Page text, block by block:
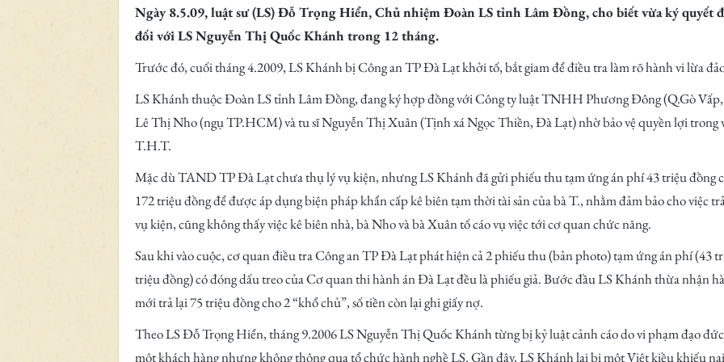
Ngày 8.5.09, luật sư (LS) Đỗ Trọng Hiển, Chủ nhiệm Đoàn LS tỉnh Lâm Đồng, cho biết vừa ký quyết
đối với LS Nguyễn Thị Quốc Khánh trong 12 tháng.
Trước đó, cuối tháng 4.2009, LS Khánh bị Công an TP Đà Lạt khởi tố, bắt giam để điều tra làm rõ hành vi lừa
LS Khánh thuộc Đoàn LS tỉnh Lâm Đồng, đang ký hợp đồng với Công ty luật TNHH Phương Đông (Q.Gò
Lê Thị Nho (ngụ TP.HCM) và tu sĩ Nguyễn Thị Xuân (Tịnh xá Ngọc Thiền, Đà Lạt) nhờ bảo vệ quyền lợi trong
T.H.T.
Mặc dù TAND TP Đà Lạt chưa thụ lý vụ kiện, nhưng LS Khánh đã gửi phiếu thu tạm ứng án phí 43 triệu đồng
172 triệu đồng để được áp dụng biện pháp khẩn cấp kê biên tạm thời tài sản của bà T., nhằm đảm bảo cho việc
vụ kiện, cũng không thấy việc kê biên nhà, bà Nho và bà Xuân tố cáo vụ việc tới cơ quan chức năng.
Sau khi vào cuộc, cơ quan điều tra Công an TP Đà Lạt phát hiện cả 2 phiếu thu (bản photo) tạm ứng án phí (43
triệu đồng) có đóng dấu treo của Cơ quan thi hành án Đà Lạt đều là phiếu giả. Bước đầu LS Khánh thừa nhận
mới trả lại 75 triệu đồng cho 2 “khổ chủ”, số tiền còn lại ghi giấy nợ.
Theo LS Đỗ Trọng Hiển, tháng 9.2006 LS Nguyễn Thị Quốc Khánh từng bị kỷ luật cảnh cáo do vi phạm đạo
một khách hàng nhưng không thông qua tổ chức hành nghề LS. Gần đây, LS Khánh lại bị một Việt kiều khiếu